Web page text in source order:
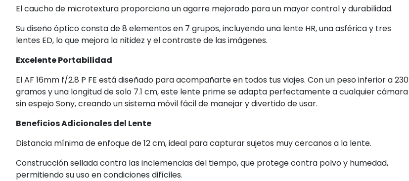
El caucho de microtextura proporciona un agarre mejorado para un mayor control y durabilidad.
Su diseño óptico consta de 8 elementos en 7 grupos, incluyendo una lente HR, una asférica y tres
lentes ED, lo que mejora la nitidez y el contraste de las imágenes.
Excelente Portabilidad
El AF 16mm f/2.8 P FE está diseñado para acompañarte en todos tus viajes. Con un peso inferior a 230
gramos y una longitud de solo 7.1 cm, este lente prime se adapta perfectamente a cualquier cámara
sin espejo Sony, creando un sistema móvil fácil de manejar y divertido de usar.
Beneficios Adicionales del Lente
Distancia mínima de enfoque de 12 cm, ideal para capturar sujetos muy cercanos a la lente.
Construcción sellada contra las inclemencias del tiempo, que protege contra polvo y humedad,
permitiendo su uso en condiciones difíciles.